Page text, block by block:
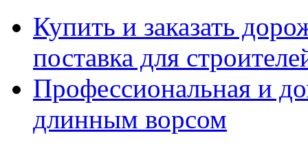
Купить и заказать
поставка для
Профессиональная и
длинным ворсом